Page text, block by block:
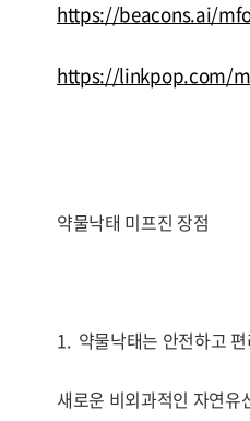
https://beacons.ai/
https://linkpop.com/
약물낙태 미프진 장점
1. 약물낙태는 안전하고
새로운 비외과적인 자연유